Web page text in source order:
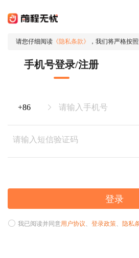
请您仔细阅读 《隐私条款》 ，我们将严格按
手机号登录/注册
登录
我已阅读并同意用户协议、 登录政策、 隐私